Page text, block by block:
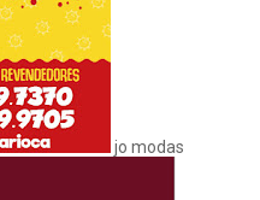
jo modas